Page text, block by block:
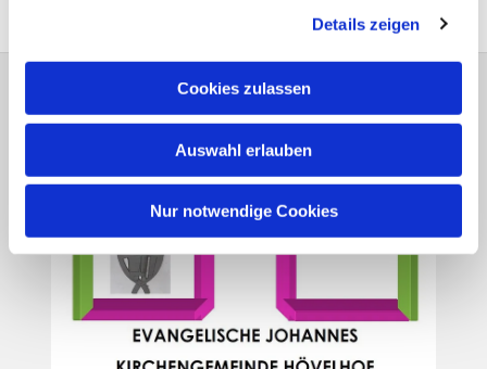
Details zeigen
Cookies zulassen
Auswahl erlauben
Nur notwendige Cookies
Johannes Kirchengemeinde Hövelhof